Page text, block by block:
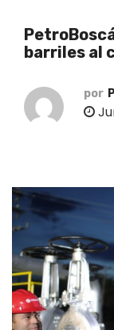
barriles al
por